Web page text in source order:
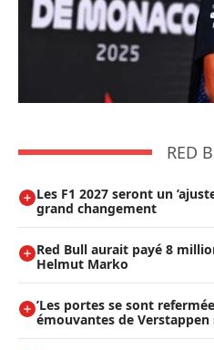
RED
Les F1 2027 seront un
grand changement
Red Bull aurait payé 8
Helmut Marko
’Les portes se sont
émouvantes de